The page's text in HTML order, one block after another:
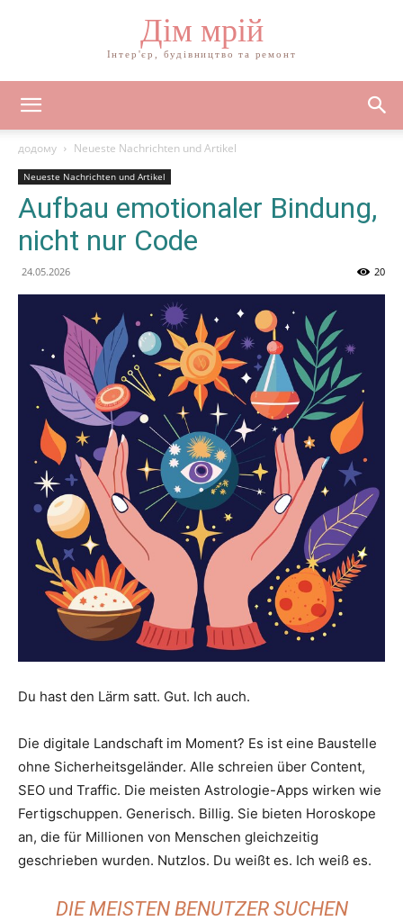
Дім мрій
Інтер'єр, будівництво та ремонт
додому Neueste Nachrichten und Artikel
Neueste Nachrichten und Artikel
Aufbau emotionaler Bindung,
nicht nur Code
24.05.2026 20
Du hast den Lärm satt. Gut. Ich auch.
Die digitale Landschaft im Moment? Es ist eine Baustelle
ohne Sicherheitsgeländer. Alle schreien über Content,
SEO und Traffic. Die meisten Astrologie-Apps wirken wie
Fertigschuppen. Generisch. Billig. Sie bieten Horoskope
an, die für Millionen von Menschen gleichzeitig
geschrieben wurden. Nutzlos. Du weißt es. Ich weiß es.
DIE MEISTEN BENUTZER SUCHEN